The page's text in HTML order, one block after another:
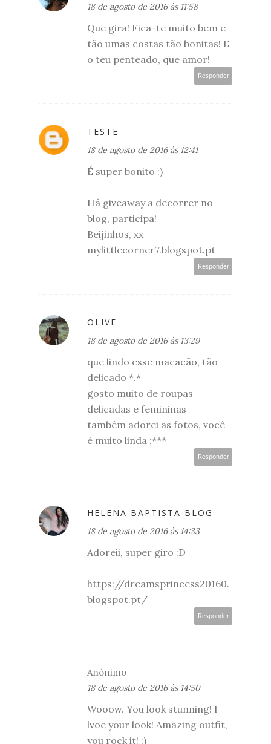
18 de agosto de 2016 às 11:58
Que gira! Fica-te muito bem e
tão umas costas tão bonitas! E
o teu penteado, que amor!
Responder
TESTE
18 de agosto de 2016 às 12:41
É super bonito :)
Há giveaway a decorrer no
blog, participa!
Beijinhos, xx
mylittlecorner7.blogspot.pt
Responder
OLIVE
18 de agosto de 2016 às 13:29
que lindo esse macacão, tão
delicado *.*
gosto muito de roupas
delicadas e femininas
também adorei as fotos, você
é muito linda ;***
Responder
HELENA BAPTISTA BLOG
18 de agosto de 2016 às 14:33
Adoreii, super giro :D
https://dreamsprincess20160.
blogspot.pt/
Responder
Anónimo
18 de agosto de 2016 às 14:50
Wooow. You look stunning! I
lvoe your look! Amazing outfit,
you rock it! ;)